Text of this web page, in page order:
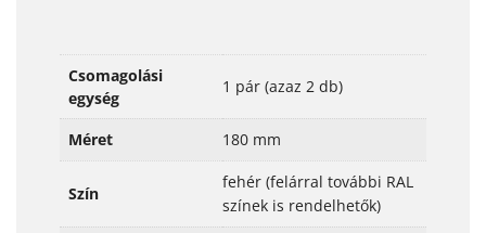
Csomagolási
egység
1 pár (azaz 2 db)
Méret 180 mm
Szín
fehér (felárral további RAL
színek is rendelhetők)